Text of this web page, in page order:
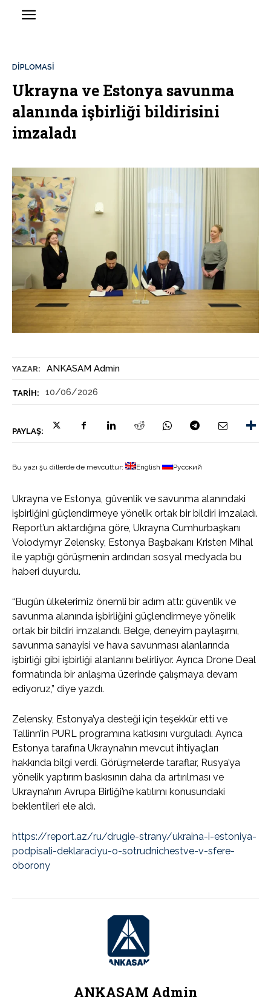
YAZAR: ANKASAM Admin
TARIH: 10/06/2026
PAYLAŞ:
DİPLOMASİ
Ukrayna ve Estonya savunma
alanında işbirliği bildirisini
imzaladı
Bu yazı şu dillerde de mevcuttur: English Русский
Ukrayna ve Estonya, güvenlik ve savunma alanındaki
işbirliğini güçlendirmeye yönelik ortak bir bildiri imzaladı.
Report’un aktardığına göre, Ukrayna Cumhurbaşkanı
Volodymyr Zelensky, Estonya Başbakanı Kristen Mihal
ile yaptığı görüşmenin ardından sosyal medyada bu
haberi duyurdu.
“Bugün ülkelerimiz önemli bir adım attı: güvenlik ve
savunma alanında işbirliğini güçlendirmeye yönelik
ortak bir bildiri imzalandı. Belge, deneyim paylaşımı,
savunma sanayisi ve hava savunması alanlarında
işbirliği gibi işbirliği alanlarını belirliyor. Ayrıca Drone Deal
formatında bir anlaşma üzerinde çalışmaya devam
ediyoruz,” diye yazdı.
Zelensky, Estonya’ya desteği için teşekkür etti ve
Tallinn’in PURL programına katkısını vurguladı. Ayrıca
Estonya tarafına Ukrayna’nın mevcut ihtiyaçları
hakkında bilgi verdi. Görüşmelerde taraflar, Rusya’ya
yönelik yaptırım baskısının daha da artırılması ve
Ukrayna’nın Avrupa Birliği’ne katılımı konusundaki
beklentileri ele aldı.
https://report.az/ru/drugie-strany/ukraina-i-estoniya-
podpisali-deklaraciyu-o-sotrudnichestve-v-sfere-
oborony
ANKASAM Admin